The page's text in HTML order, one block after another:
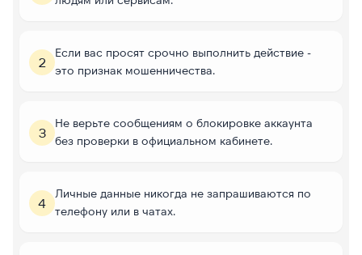
2
Если вас просят срочно выполнить действие -
это признак мошенничества.
3
Не верьте сообщениям о блокировке аккаунта
без проверки в официальном кабинете.
4
Личные данные никогда не запрашиваются по
телефону или в чатах.